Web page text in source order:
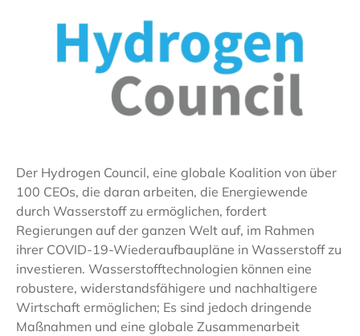
Der Hydrogen Council, eine globale Koalition von über
100 CEOs, die daran arbeiten, die Energiewende
durch Wasserstoff zu ermöglichen, fordert
Regierungen auf der ganzen Welt auf, im Rahmen
ihrer COVID-19-Wiederaufbaupläne in Wasserstoff zu
investieren. Wasserstofftechnologien können eine
robustere, widerstandsfähigere und nachhaltigere
Wirtschaft ermöglichen; Es sind jedoch dringende
Maßnahmen und eine globale Zusammenarbeit